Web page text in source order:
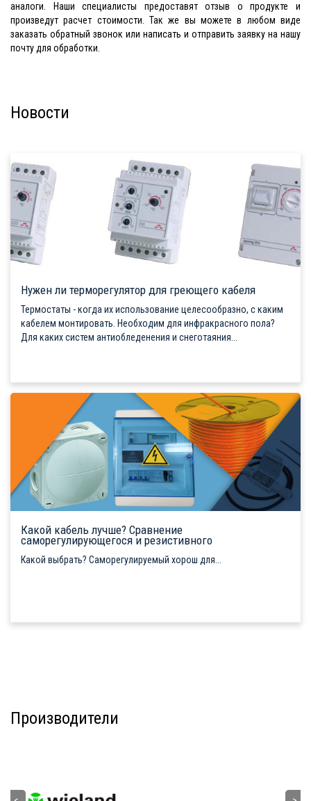
аналоги. Наши специалисты предоставят отзыв о продукте и
произведут расчет стоимости. Так же вы можете в любом виде
заказать обратный звонок или написать и отправить заявку на нашу
почту для обработки.
Новости
Нужен ли терморегулятор для греющего кабеля
Термостаты - когда их использование целесообразно, с каким
кабелем монтировать. Необходим для инфракрасного пола?
Для каких систем антиобледенения и снеготаяния...
Какой кабель лучше? Сравнение
саморегулирующегося и резистивного
Какой выбрать? Саморегулируемый хорош для...
Производители